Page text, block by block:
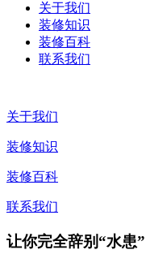
关于我们
装修知识
装修百科
联系我们
关于我们
装修知识
装修百科
联系我们
让你完全辞别“水患”